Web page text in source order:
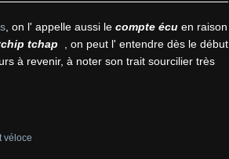
, on l' appelle aussi le compte écu en raison
tchap
, on peut l' entendre dès le début
à revenir, à noter son trait sourcilier très